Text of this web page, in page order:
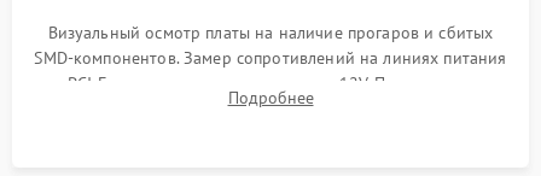
Визуальный осмотр платы на наличие прогаров и сбитых
SMD-компонентов. Замер сопротивлений на линиях питания
PCI-E и дополнительных разъемах 12V. Проверка на
короткое замыкание основных дросселей питания GPU и
Подробнее